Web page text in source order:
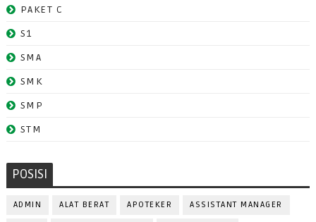
PAKET C
S1
SMA
SMK
SMP
STM
POSISI
ADMIN ALAT BERAT APOTEKER ASSISTANT MANAGER